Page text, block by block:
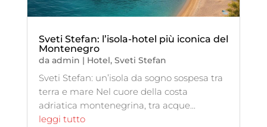
Sveti Stefan: l’isola-hotel più iconica del
Montenegro
da admin | Hotel, Sveti Stefan
Sveti Stefan: un’isola da sogno sospesa tra
terra e mare Nel cuore della costa
adriatica montenegrina, tra acque...
leggi tutto